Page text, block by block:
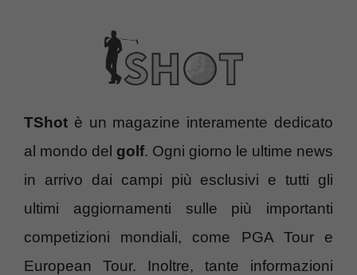
TShot è un magazine interamente dedicato
al mondo del golf. Ogni giorno le ultime news
in arrivo dai campi più esclusivi e tutti gli
ultimi aggiornamenti sulle più importanti
competizioni mondiali, come PGA Tour e
European Tour. Inoltre, tante informazioni